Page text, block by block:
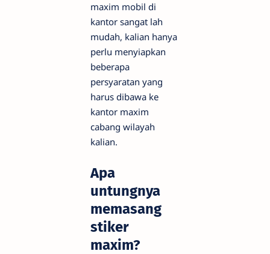
maxim mobil di
kantor sangat lah
mudah, kalian hanya
perlu menyiapkan
beberapa
persyaratan yang
harus dibawa ke
kantor maxim
cabang wilayah
kalian.
Apa
untungnya
memasang
stiker
maxim?